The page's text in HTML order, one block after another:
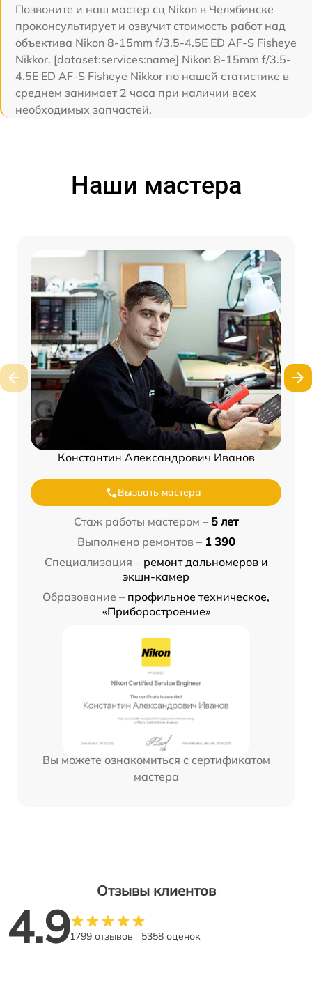
Позвоните и наш мастер сц Nikon в Челябинске
проконсультирует и озвучит стоимость работ над
объектива Nikon 8-15mm f/3.5-4.5E ED AF-S Fisheye
Nikkor. [dataset:services:name] Nikon 8-15mm f/3.5-
4.5E ED AF-S Fisheye Nikkor по нашей статистике в
среднем занимает 2 часа при наличии всех
необходимых запчастей.
Наши мастера
Константин Александрович Иванов
Вызвать мастера
Стаж работы мастером – 5 лет
Выполнено ремонтов – 1 390
Специализация – ремонт дальномеров и
экшн-камер
Образование – профильное техническое,
«Приборостроение»
Вы можете ознакомиться с сертификатом
мастера
Отзывы клиентов
4.91799 отзывов 5358 оценок